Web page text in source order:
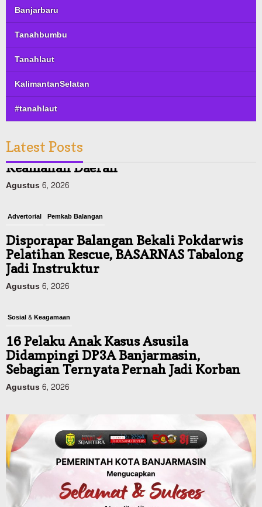
Banjarbaru
Tanahbumbu
Tanahlaut
KalimantanSelatan
#tanahlaut
Latest Posts
Advertorial Pemkab Balangan
Pelatihan Rescue, BASARNAS Tabalong
Jadi Instruktur
Agustus 6, 2026
Sosial & Keagamaan
Didampingi DP3A Banjarmasin,
Sebagian Ternyata Pernah Jadi Korban
Agustus 6, 2026
Dinas PUPR Kalsel
Pemerintah Janji Tingkatkan Fasilitas
Keselamatan Jalan Alternatif
Banjarbaru–Batulicin
Agustus 6, 2026
Dinas Kehutanan Kalsel